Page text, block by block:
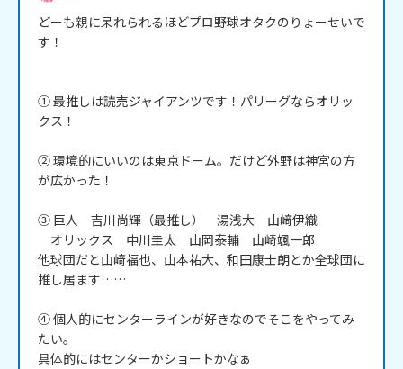
どーも親に呆れられるほどプロ野球オタクのりょーせいで
す！
① 最推しは読売ジャイアンツです！パリーグならオリッ
クス！
② 環境的にいいのは東京ドーム。だけど外野は神宮の方
が広かった！
③ 巨人　吉川尚輝（最推し）　湯浅大　山﨑伊織
オリックス　中川圭太　山岡泰輔　山崎颯一郎
他球団だと山﨑福也、山本祐大、和田康士朗とか全球団に
推し居ます……
④ 個人的にセンターラインが好きなのでそこをやってみ
たい。
具体的にはセンターかショートかなぁ